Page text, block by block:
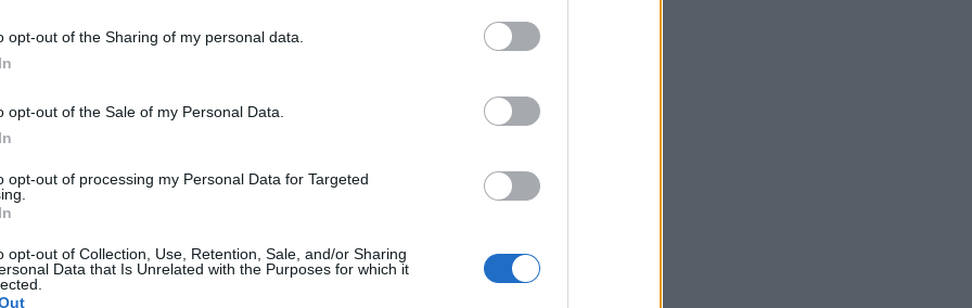
opt-out of the Sharing of my personal data.
opt-out of the Sale of my Personal Data.
opt-out of processing my Personal Data for Targeted
opt-out of Collection, Use, Retention, Sale, and/or Sharing
Data that Is Unrelated with the Purposes for which it
kde vítěz těsně před podpisem smlouvy jí odmítl
Město proto bude tyto projekty znovu vyvěšovat na
řízení.